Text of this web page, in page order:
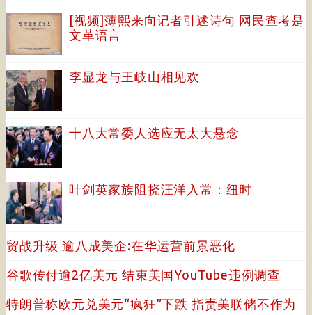
[视频]薄熙来向记者引述诗句 网民查考是
文革语言
李显龙与王岐山相见欢
十八大常委人选应无太大悬念
叶剑英家族阻挠汪洋入常：纽时
贸战升级 逾八成美企:在华运营前景恶化
谷歌传付逾2亿美元 结束美国YouTube违例调查
特朗普称欧元兑美元“疯狂”下跌 指责美联储不作为